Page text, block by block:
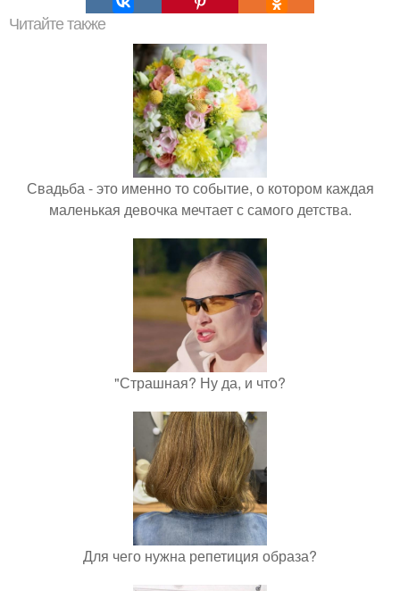
Читайте также
Свадьба - это именно то событие, о котором каждая
маленькая девочка мечтает с самого детства.
"Страшная? Ну да, и что?
Для чего нужна репетиция образа?